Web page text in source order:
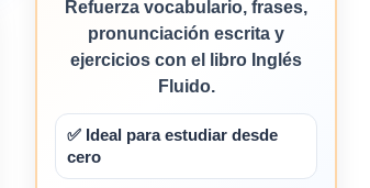
Refuerza vocabulario, frases,
pronunciación escrita y
ejercicios con el libro Inglés
Fluido.
✅ Ideal para estudiar desde
cero